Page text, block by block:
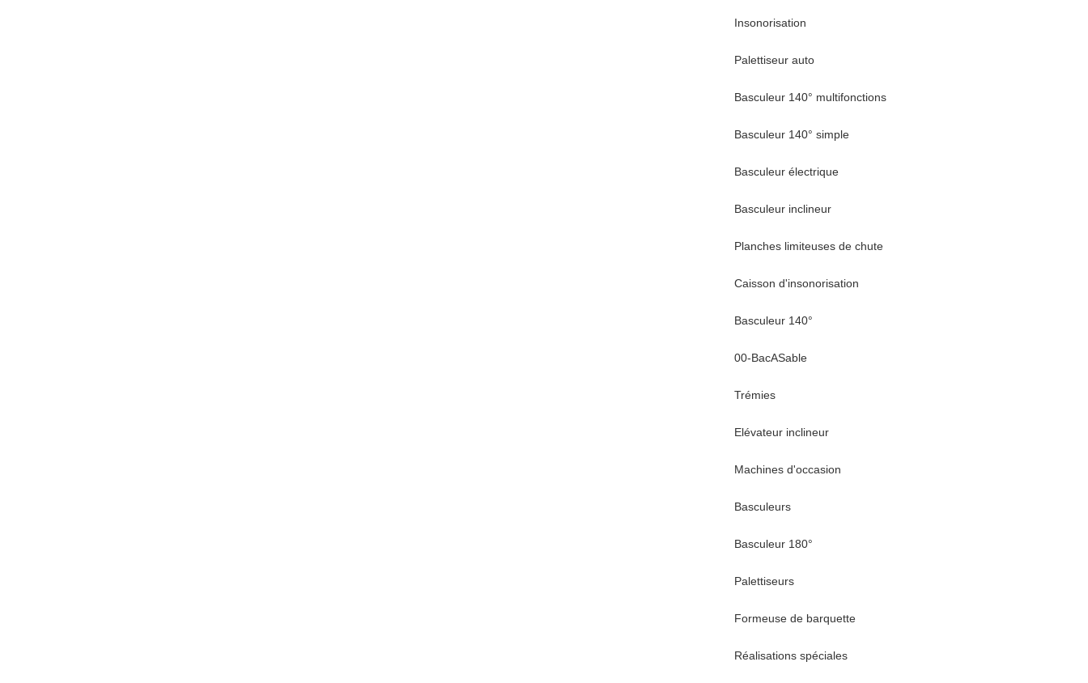
Insonorisation
Palettiseur auto
Basculeur 140° multifonctions
Basculeur 140° simple
Basculeur électrique
Basculeur inclineur
Planches limiteuses de chute
Caisson d'insonorisation
Basculeur 140°
00-BacASable
Trémies
Elévateur inclineur
Machines d'occasion
Basculeurs
Basculeur 180°
Palettiseurs
Formeuse de barquette
Réalisations spéciales